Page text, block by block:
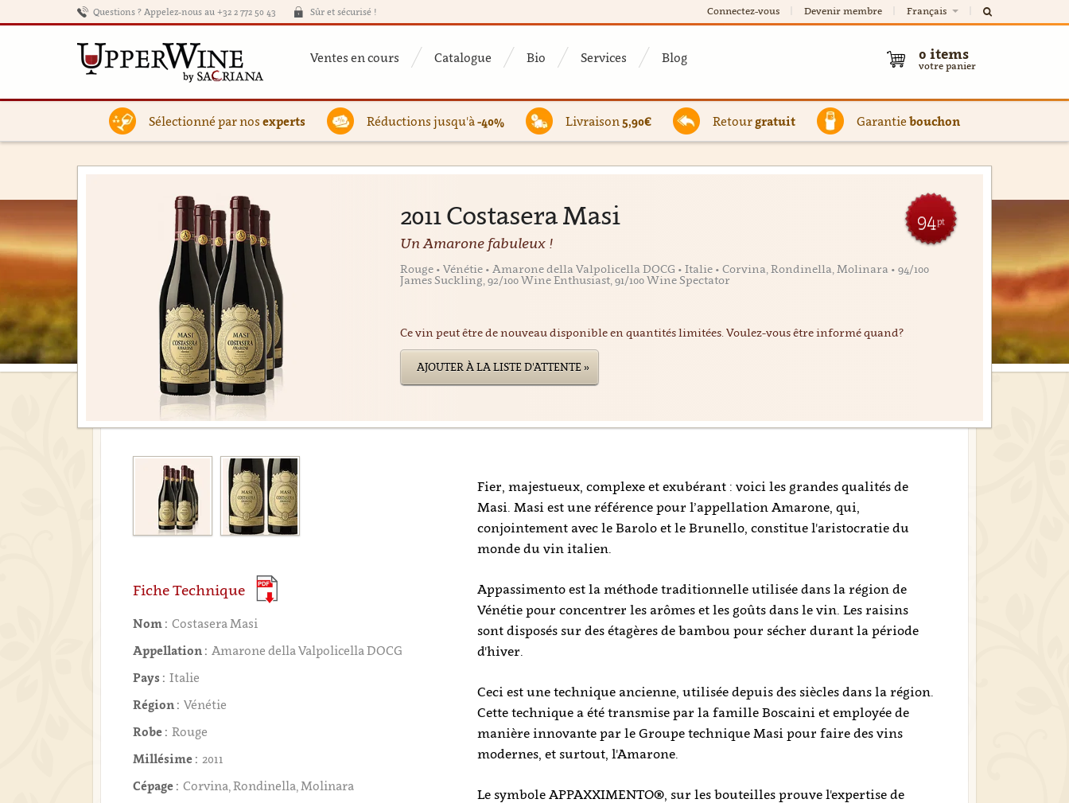
Questions ? Appelez-nous au +32 2 772 50 43 Sûr et sécurisé ! Connectez-vous Devenir membre Français
Ventes en cours Catalogue Bio Services Blog 0 items
votre panier
Sélectionné par nos experts Réductions jusqu'à-40% Livraison 5,90€ Retour gratuit Garantiebouchon
2011 Costasera Masi 94pt
Un Amarone fabuleux !
Rouge • Vénétie • Amarone della Valpolicella DOCG • Italie • Corvina, Rondinella, Molinara • 94/100
James Suckling, 92/100 Wine Enthusiast, 91/100 Wine Spectator
Ce vin peut être de nouveau disponible en quantités limitées. Voulez-vous être informé quand?
AJOUTER À LA LISTE D'ATTENTE »
Fier, majestueux, complexe et exubérant : voici les grandes qualités de
Masi. Masi est une référence pour l’appellation Amarone, qui,
conjointement avec le Barolo et le Brunello, constitue l'aristocratie du
monde du vin italien.
Appassimento est la méthode traditionnelle utilisée dans la région de
Vénétie pour concentrer les arômes et les goûts dans le vin. Les raisins
sont disposés sur des étagères de bambou pour sécher durant la période
d'hiver.
Ceci est une technique ancienne, utilisée depuis des siècles dans la région.
Cette technique a été transmise par la famille Boscaini et employée de
manière innovante par le Groupe technique Masi pour faire des vins
modernes, et surtout, l'Amarone.
Le symbole APPAXXIMENTO®, sur les bouteilles prouve l'expertise de
Fiche Technique
Nom : Costasera Masi
Appellation : Amarone della Valpolicella DOCG
Pays : Italie
Région : Vénétie
Robe : Rouge
Millésime : 2011
Cépage : Corvina, Rondinella, Molinara